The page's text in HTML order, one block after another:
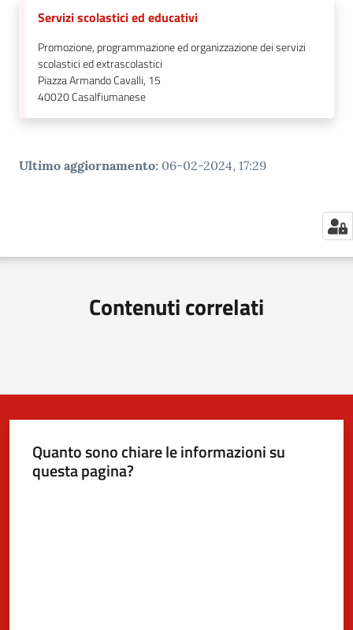
Servizi scolastici ed educativi
Promozione, programmazione ed organizzazione dei servizi
scolastici ed extrascolastici
Piazza Armando Cavalli, 15
40020Casalfiumanese
Ultimo aggiornamento: 06-02-2024, 17:29
Contenuti correlati
Quanto sono chiare le informazioni su
questa pagina?